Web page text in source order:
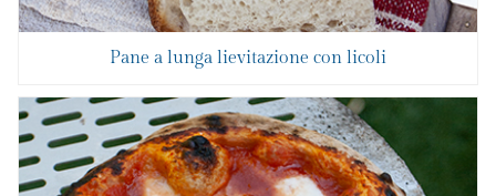
Pane a lunga lievitazione con licoli